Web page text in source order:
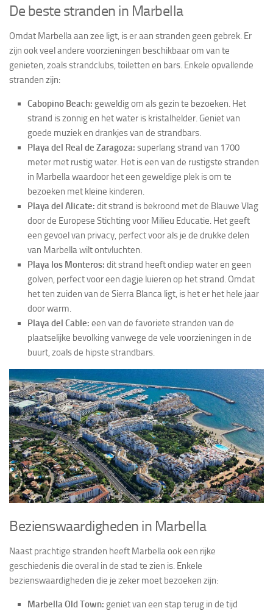
De beste stranden in Marbella
Omdat Marbella aan zee ligt, is er aan stranden geen gebrek. Er
zijn ook veel andere voorzieningen beschikbaar om van te
genieten, zoals strandclubs, toiletten en bars. Enkele opvallende
stranden zijn:
Cabopino Beach: geweldig om als gezin te bezoeken. Het
strand is zonnig en het water is kristalhelder. Geniet van
goede muziek en drankjes van de strandbars.
Playa del Real de Zaragoza: superlang strand van 1700
meter met rustig water. Het is een van de rustigste stranden
in Marbella waardoor het een geweldige plek is om te
bezoeken met kleine kinderen.
Playa del Alicate: dit strand is bekroond met de Blauwe Vlag
door de Europese Stichting voor Milieu Educatie. Het geeft
een gevoel van privacy, perfect voor als je de drukke delen
van Marbella wilt ontvluchten.
Playa los Monteros: dit strand heeft ondiep water en geen
golven, perfect voor een dagje luieren op het strand. Omdat
het ten zuiden van de Sierra Blanca ligt, is het er het hele jaar
door warm.
Playa del Cable: een van de favoriete stranden van de
plaatselijke bevolking vanwege de vele voorzieningen in de
buurt, zoals de hipste strandbars.
Bezienswaardigheden in Marbella
Naast prachtige stranden heeft Marbella ook een rijke
geschiedenis die overal in de stad te zien is. Enkele
bezienswaardigheden die je zeker moet bezoeken zijn:
Marbella Old Town: geniet van een stap terug in de tijd